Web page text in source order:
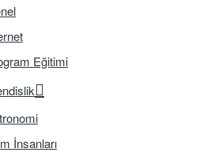
Eğitimi
İnsanları